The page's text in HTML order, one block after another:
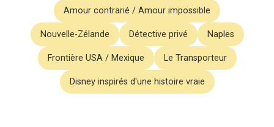
Amour contrarié / Amour impossible
Nouvelle-Zélande Détective privé Naples
Frontière USA / Mexique Le Transporteur
Disney inspirés d'une histoire vraie